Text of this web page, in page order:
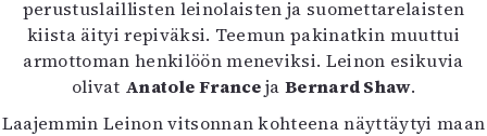
perustuslaillisten leinolaisten ja suomettarelaisten
kiista äityi repiväksi. Teemun pakinatkin muuttui
armottoman henkilöön meneviksi. Leinon esikuvia
olivat Anatole Franceja Bernard Shaw.
Laajemmin Leinon vitsonnan kohteena näyttäytyi maan